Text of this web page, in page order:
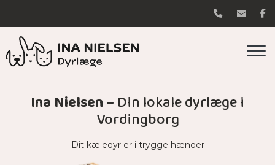
hovedindhold
Ina Nielsen– Din lokale dyrlæge i
Vordingborg
Dit kæledyr er i trygge hænder